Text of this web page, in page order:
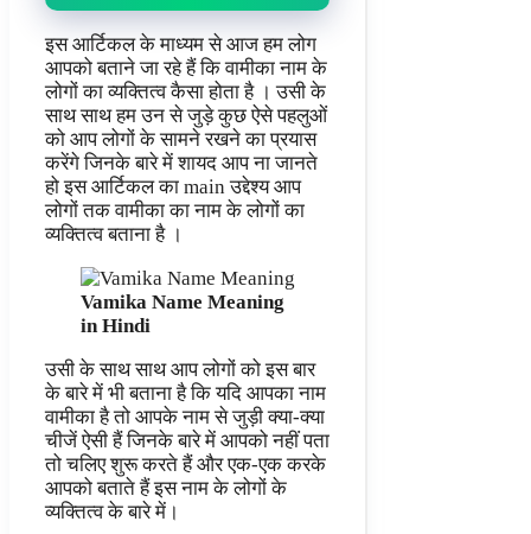
इस आर्टिकल के माध्यम से आज हम लोग
आपको बताने जा रहे हैं कि वामीका नाम के
लोगों का व्यक्तित्व कैसा होता है । उसी के
साथ साथ हम उन से जुड़े कुछ ऐसे पहलुओं
को आप लोगों के सामने रखने का प्रयास
करेंगे जिनके बारे में शायद आप ना जानते
हो इस आर्टिकल का main उद्देश्य आप
लोगों तक वामीका का नाम के लोगों का
व्यक्तित्व बताना है ।
Vamika Name Meaning
in Hindi
उसी के साथ साथ आप लोगों को इस बार
के बारे में भी बताना है कि यदि आपका नाम
वामीका है तो आपके नाम से जुड़ी क्या-क्या
चीजें ऐसी हैं जिनके बारे में आपको नहीं पता
तो चलिए शुरू करते हैं और एक-एक करके
आपको बताते हैं इस नाम के लोगों के
व्यक्तित्व के बारे में।